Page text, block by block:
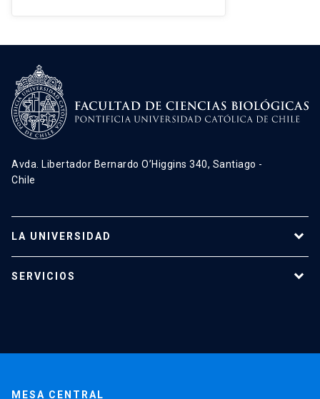
Avda. Libertador Bernardo O’Higgins 340, Santiago -
Chile
LA UNIVERSIDAD
SERVICIOS
MESA CENTRAL